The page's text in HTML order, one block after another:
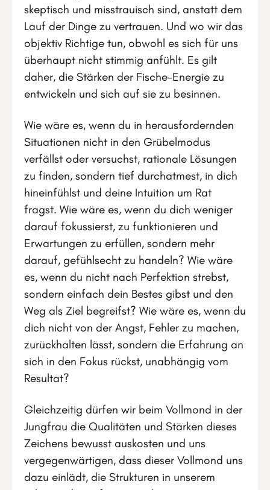
skeptisch und misstrauisch sind, anstatt dem
Lauf der Dinge zu vertrauen. Und wo wir das
objektiv Richtige tun, obwohl es sich für uns
überhaupt nicht stimmig anfühlt. Es gilt
daher, die Stärken der Fische-Energie zu
entwickeln und sich auf sie zu besinnen.
Wie wäre es, wenn du in herausfordernden
Situationen nicht in den Grübelmodus
verfällst oder versuchst, rationale Lösungen
zu finden, sondern tief durchatmest, in dich
hineinfühlst und deine Intuition um Rat
fragst. Wie wäre es, wenn du dich weniger
darauf fokussierst, zu funktionieren und
Erwartungen zu erfüllen, sondern mehr
darauf, gefühlsecht zu handeln? Wie wäre
es, wenn du nicht nach Perfektion strebst,
sondern einfach dein Bestes gibst und den
Weg als Ziel begreifst? Wie wäre es, wenn du
dich nicht von der Angst, Fehler zu machen,
zurückhalten lässt, sondern die Erfahrung an
sich in den Fokus rückst, unabhängig vom
Resultat?
Gleichzeitig dürfen wir beim Vollmond in der
Jungfrau die Qualitäten und Stärken dieses
Zeichens bewusst auskosten und uns
vergegenwärtigen, dass dieser Vollmond uns
dazu einlädt, die Strukturen in unserem